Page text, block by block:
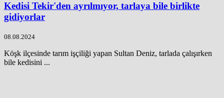
Kedisi Tekir'den ayrılmıyor, tarlaya bile birlikte
gidiyorlar
08.08.2024
Köşk ilçesinde tarım işçiliği yapan Sultan Deniz, tarlada çalışırken
bile kedisini ...